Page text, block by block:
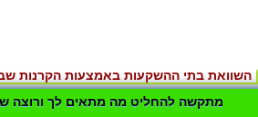
השוואת בתי ההשקעות באמצעות הקרנות
מתקשה להחליט מה מתאים לך ורוצה